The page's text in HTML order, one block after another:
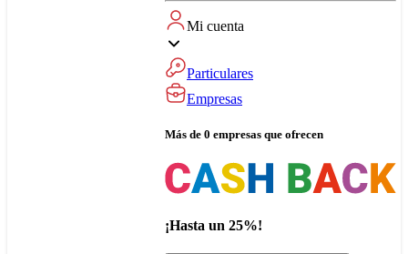
Mi cuenta
Particulares
Empresas
Más de 0 empresas que ofrecen
¡Hasta un 25%!